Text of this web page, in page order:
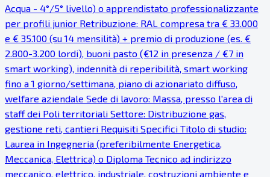
Acqua - 4°/5° livello) o apprendistato professionalizzante
per profili junior Retribuzione: RAL compresa tra € 33.000
e € 35.100 (su 14 mensilità) + premio di produzione (es. €
2.800-3.200 lordi), buoni pasto (€12 in presenza / €7 in
smart working), indennità di reperibilità, smart working
fino a 1 giorno/settimana, piano di azionariato diffuso,
welfare aziendale Sede di lavoro: Massa, presso l'area di
staff dei Poli territoriali Settore: Distribuzione gas,
gestione reti, cantieri Requisiti Specifici Titolo di studio:
Laurea in Ingegneria (preferibilmente Energetica,
Meccanica, Elettrica) o Diploma Tecnico ad indirizzo
meccanico, elettrico, industriale, costruzioni ambiente e